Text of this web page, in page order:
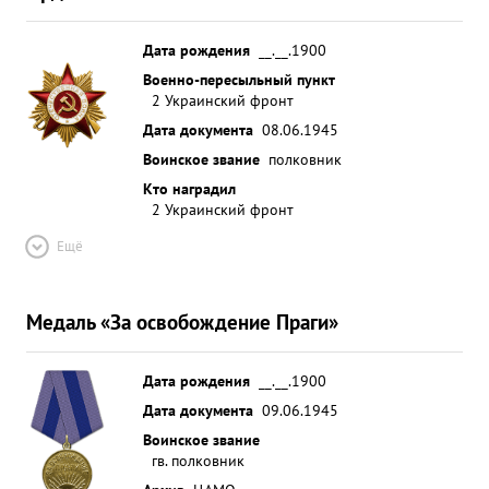
Дата рождения
__.__.1900
Военно-пересыльный пункт
2 Украинский фронт
Дата документа 08.06.1945
Воинское звание полковник
Кто наградил
2 Украинский фронт
Ещё
Медаль «За освобождение Праги»
Дата рождения
__.__.1900
Дата документа 09.06.1945
Воинское звание
гв. полковник